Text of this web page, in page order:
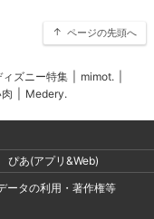
ページの先頭へ
ズニー特集 mimot.
Medery.
ぴあ(アプリ&Web)
ータの利用・著作権等